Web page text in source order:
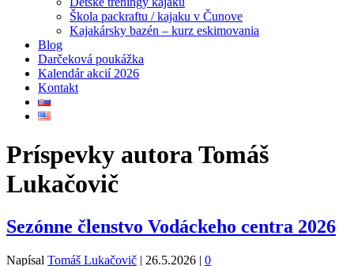
Škola packraftu / kajaku v Čunove
Kajakársky bazén – kurz eskimovania
Blog
Darčeková poukážka
Kalendár akcií 2026
Kontakt
Príspevky autora Tomáš
Lukačovič
Sezónne členstvo Vodáckeho centra 2026
Napísal Tomáš Lukačovič | 26.5.2026 | 0